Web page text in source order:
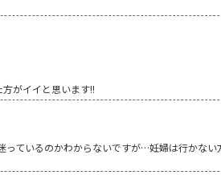
がイイと思います!!
ているのかわからないですが…妊婦は行かない